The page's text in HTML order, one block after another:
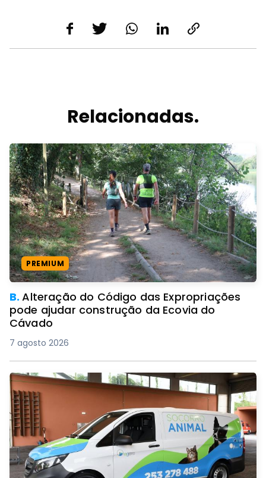
Relacionadas.
PREMIUM
B.Alteração do Código das Expropriações
pode ajudar construção da Ecovia do
Cávado
7 agosto 2026